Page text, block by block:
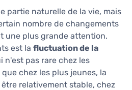
partie naturelle de la vie, mais
nombre de changements
une plus grande attention.
est la fluctuation de la
n'est pas rare chez les
chez les plus jeunes, la
relativement stable, chez